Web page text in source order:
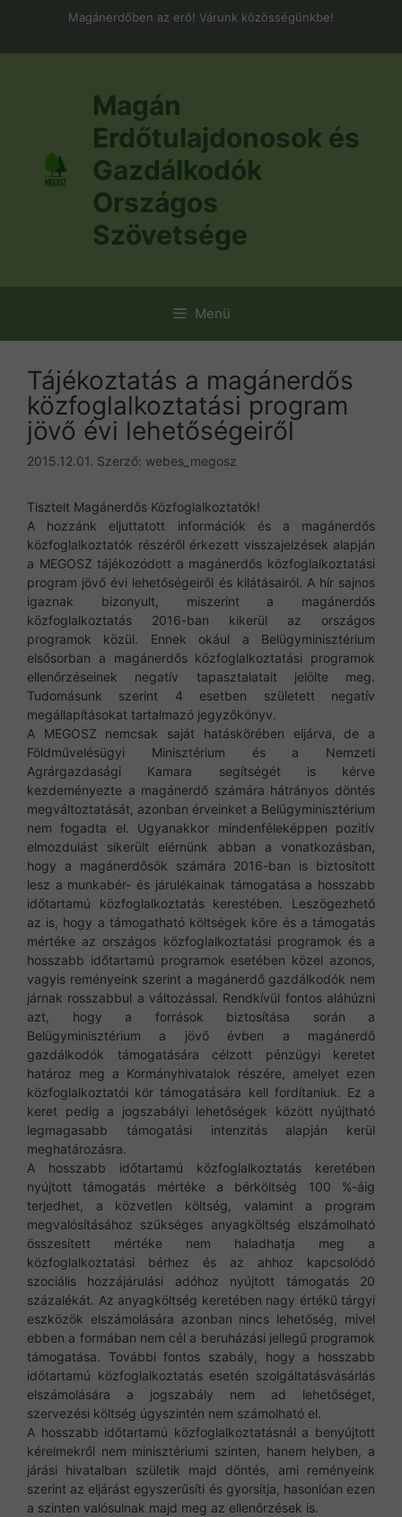
Magánerdőben az erő! Várunk közösségünkbe!
Magán
Erdőtulajdonosok és
Gazdálkodók
Országos
Szövetsége
Menü
Tájékoztatás a magánerdős
közfoglalkoztatási program
jövő évi lehetőségeiről
2015.12.01. Szerző: webes_megosz
Tisztelt Magánerdős Közfoglalkoztatók!
A hozzánk eljuttatott információk és a magánerdős
közfoglalkoztatók részéről érkezett visszajelzések alapján
a MEGOSZ tájékozódott a magánerdős közfoglalkoztatási
program jövő évi lehetőségeiről és kilátásairól. A hír sajnos
igaznak bizonyult, miszerint a magánerdős
közfoglalkoztatás 2016-ban kikerül az országos
programok közül. Ennek okául a Belügyminisztérium
elsősorban a magánerdős közfoglalkoztatási programok
ellenőrzéseinek negatív tapasztalatait jelölte meg.
Tudomásunk szerint 4 esetben született negatív
megállapításokat tartalmazó jegyzőkönyv.
A MEGOSZ nemcsak saját hatáskörében eljárva, de a
Földművelésügyi Minisztérium és a Nemzeti
Agrárgazdasági Kamara segítségét is kérve
kezdeményezte a magánerdő számára hátrányos döntés
megváltoztatását, azonban érveinket a Belügyminisztérium
nem fogadta el. Ugyanakkor mindenféleképpen pozitív
elmozdulást sikerült elérnünk abban a vonatkozásban,
hogy a magánerdősök számára 2016-ban is biztosított
lesz a munkabér- és járulékainak támogatása a hosszabb
időtartamú közfoglalkoztatás kerestében. Leszögezhető
az is, hogy a támogatható költségek köre és a támogatás
mértéke az országos közfoglalkoztatási programok és a
hosszabb időtartamú programok esetében közel azonos,
vagyis reményeink szerint a magánerdő gazdálkodók nem
járnak rosszabbul a változással. Rendkívül fontos aláhúzni
azt, hogy a források biztosítása során a
Belügyminisztérium a jövő évben a magánerdő
gazdálkodók támogatására célzott pénzügyi keretet
határoz meg a Kormányhivatalok részére, amelyet ezen
közfoglalkoztatói kör támogatására kell fordítaniuk. Ez a
keret pedig a jogszabályi lehetőségek között nyújtható
legmagasabb támogatási intenzitás alapján kerül
meghatározásra.
A hosszabb időtartamú közfoglalkoztatás keretében
nyújtott támogatás mértéke a bérköltség 100 %-áig
terjedhet, a közvetlen költség, valamint a program
megvalósításához szükséges anyagköltség elszámolható
összesített mértéke nem haladhatja meg a
közfoglalkoztatási bérhez és az ahhoz kapcsolódó
szociális hozzájárulási adóhoz nyújtott támogatás 20
százalékát. Az anyagköltség keretében nagy értékű tárgyi
eszközök elszámolására azonban nincs lehetőség, mivel
ebben a formában nem cél a beruházási jellegű programok
támogatása. További fontos szabály, hogy a hosszabb
időtartamú közfoglalkoztatás esetén szolgáltatásvásárlás
elszámolására a jogszabály nem ad lehetőséget,
szervezési költség úgyszintén nem számolható el.
A hosszabb időtartamú közfoglalkoztatásnál a benyújtott
kérelmekről nem minisztériumi szinten, hanem helyben, a
járási hivatalban születik majd döntés, ami reményeink
szerint az eljárást egyszerűsíti és gyorsítja, hasonlóan ezen
a szinten valósulnak majd meg az ellenőrzések is.